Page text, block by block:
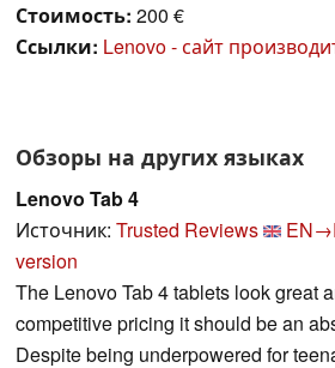
Стоимость: 200 €
Ссылки: Lenovo - сайт
Обзоры на других языках
Lenovo Tab 4
Источник: Trusted Reviews
version
The Lenovo Tab 4 tablets look great
competitive pricing it should be an
Despite being underpowered for